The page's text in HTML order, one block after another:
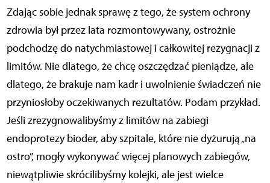
Zdając sobie jednak sprawę z tego, że system ochrony
zdrowia był przez lata rozmontowywany, ostrożnie
podchodzę do natychmiastowej i całkowitej rezygnacji z
limitów. Nie dlatego, że chcę oszczędzać pieniądze, ale
dlatego, że brakuje nam kadr i uwolnienie świadczeń nie
przyniosłoby oczekiwanych rezultatów. Podam przykład.
Jeśli zrezygnowalibyśmy z limitów na zabiegi
endoprotezy bioder, aby szpitale, które nie dyżurują „na
ostro”, mogły wykonywać więcej planowych zabiegów,
niewątpliwie skrócilibyśmy kolejki, ale jest wielce